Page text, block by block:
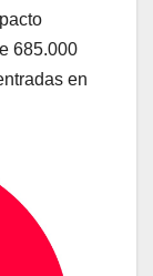
685.000
en